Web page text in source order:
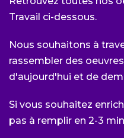
Travail ci-dessous.
Nous souhaitons à
rassembler des
d'aujourd'hui et de
Si vous souhaitez
pas à remplir en 2-3 min